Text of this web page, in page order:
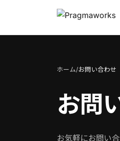
ホーム/お問い合わせ
お問
お気軽にお問い